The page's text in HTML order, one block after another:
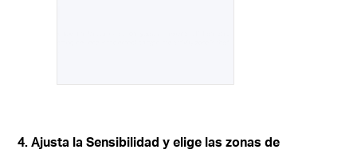
4. Ajusta la Sensibilidad y elige las zonas de